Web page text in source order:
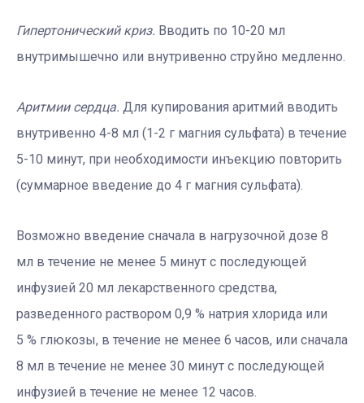
Гипертонический криз. Вводить по 10-20 мл
внутримышечно или внутривенно струйно медленно.
Аритмии сердца. Для купирования аритмий вводить
внутривенно 4-8 мл (1-2 г магния сульфата) в течение
5-10 минут, при необходимости инъекцию повторить
(суммарное введение до 4 г магния сульфата).
Возможно введение сначала в нагрузочной дозе 8
мл в течение не менее 5 минут с последующей
инфузией 20 мл лекарственного средства,
разведенного раствором 0,9 % натрия хлорида или
5 % глюкозы, в течение не менее 6 часов, или сначала
8 мл в течение не менее 30 минут с последующей
инфузией в течение не менее 12 часов.